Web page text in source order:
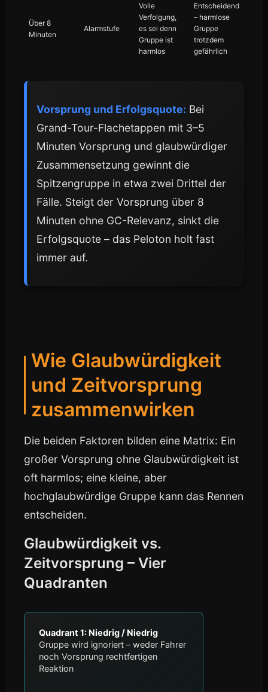
Über 8
Minuten
Alarmstufe
Volle
Verfolgung,
es sei denn
Gruppe ist
harmlos
Entscheidend
– harmlose
Gruppe
trotzdem
gefährlich
Vorsprung und Erfolgsquote: Bei
Grand-Tour-Flachetappen mit 3–5
Minuten Vorsprung und glaubwürdiger
Zusammensetzung gewinnt die
Spitzengruppe in etwa zwei Drittel der
Fälle. Steigt der Vorsprung über 8
Minuten ohne GC-Relevanz, sinkt die
Erfolgsquote – das Peloton holt fast
immer auf.
Wie Glaubwürdigkeit
und Zeitvorsprung
zusammenwirken
Die beiden Faktoren bilden eine Matrix: Ein
großer Vorsprung ohne Glaubwürdigkeit ist
oft harmlos; eine kleine, aber
hochglaubwürdige Gruppe kann das Rennen
entscheiden.
Glaubwürdigkeit vs.
Zeitvorsprung – Vier
Quadranten
Quadrant 1: Niedrig / Niedrig
Gruppe wird ignoriert – weder Fahrer
noch Vorsprung rechtfertigen
Reaktion